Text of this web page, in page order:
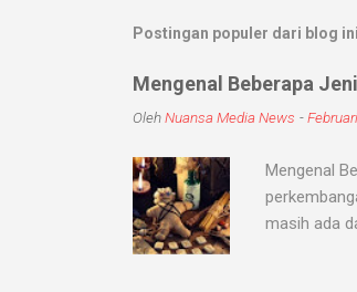
Postingan populer dari blog ini
Mengenal Beberapa
OlehNuansa Media News -
Mengenal
masih ada
objek atau